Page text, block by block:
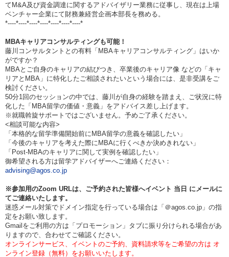
てM&A及び資金調達に関するアドバイザリー業務に従事し、現在は上場
ベンチャー企業にて財務兼経営企画本部長を務める。
*----*----*----*----*----*----*----*
MBAキャリアコンサルティングも可能！
藤川コンサルタントとの有料「MBAキャリアコンサルティング」はいか
がですか？
MBAとご自身のキャリアの結びつき、卒業後のキャリア像 などの「キャ
リアとMBA」に特化したご相談されたいという場合には、是非受講をご
検討ください。
50分1回のセッションの中では、藤川が自身の経験を踏まえ、ご状況に特
化した「MBA留学の価値・意義」をアドバイス差し上げます。
※就職斡旋サポートではございません。予めご了承ください。
<相談可能な内容>
「本格的な留学準備開始前にMBA留学の意義を確認したい」
「今後のキャリアを考えた際にMBAに行くべきか決めきれない」
「Post-MBAのキャリアに関して実例を確認したい」
御希望される方は留学アドバイザーへご連絡ください：
advising@agos.co.jp
※参加用のZoom URLは、ご予約された皆様へイベント 当日 にメールに
てご連絡いたします。
迷惑メール対策でドメイン指定を行っている場合は「＠agos.co.jp」の指
定をお願い致します。
Gmailをご利用の方は「プロモーション」タブに振り分けられる場合があ
りますので、合わせてご確認ください。
オンラインサービス、イベントのご予約、資料請求等をご希望の方は オ
ンライン登録（無料）をお願いいたします。